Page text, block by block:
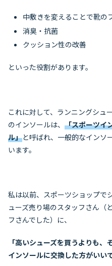
中敷きを変えることで靴の
消臭・抗菌
クッション性の改善
といった役割があります。
これに対して、ランニングシュ
のインソールは、 「スポーツイ
ル」と呼ばれ、一般的なインソ
います。
私は以前、スポーツショップで
ューズ売り場のスタッフさん（
フさんでした）に、
「高いシューズを買うよりも
インソールに交換した方がいい